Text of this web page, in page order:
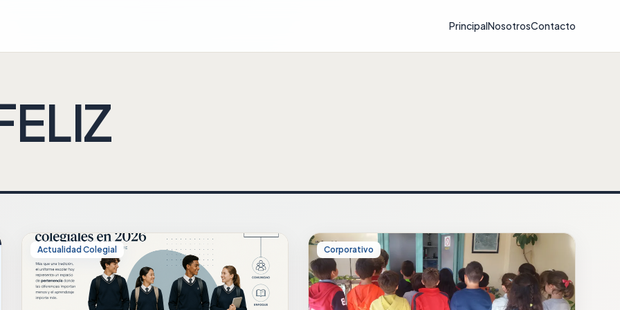
PrincipalNosotrosContacto
Actualidad Colegial Corporativo